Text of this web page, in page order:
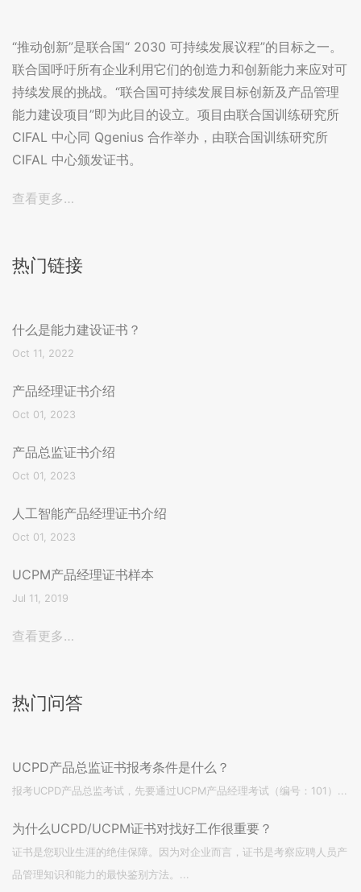
“推动创新”是联合国“ 2030 可持续发展议程”的目标之一。
联合国呼吁所有企业利用它们的创造力和创新能力来应对可
持续发展的挑战。“联合国可持续发展目标创新及产品管理
能力建设项目”即为此目的设立。项目由联合国训练研究所
CIFAL 中心同 Qgenius 合作举办，由联合国训练研究所
CIFAL 中心颁发证书。
查看更多…
热门链接
什么是能力建设证书？
Oct 11, 2022
产品经理证书介绍
Oct 01, 2023
产品总监证书介绍
Oct 01, 2023
人工智能产品经理证书介绍
Oct 01, 2023
UCPM产品经理证书样本
Jul 11, 2019
查看更多…
热门问答
UCPD产品总监证书报考条件是什么？
报考UCPD产品总监考试，先要通过UCPM产品经理考试（编号：101）...
为什么UCPD/UCPM证书对找好工作很重要？
证书是您职业生涯的绝佳保障。因为对企业而言，证书是考察应聘人员产
品管理知识和能力的最快鉴别方法。...